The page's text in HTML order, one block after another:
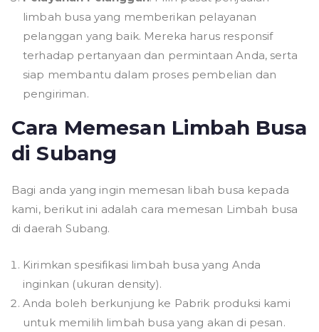
limbah busa yang memberikan pelayanan
pelanggan yang baik. Mereka harus responsif
terhadap pertanyaan dan permintaan Anda, serta
siap membantu dalam proses pembelian dan
pengiriman.
Cara Memesan Limbah Busa
di Subang
Bagi anda yang ingin memesan libah busa kepada
kami, berikut ini adalah cara memesan Limbah busa
di daerah Subang.
Kirimkan spesifikasi limbah busa yang Anda
inginkan (ukuran density).
Anda boleh berkunjung ke Pabrik produksi kami
untuk memilih limbah busa yang akan di pesan.